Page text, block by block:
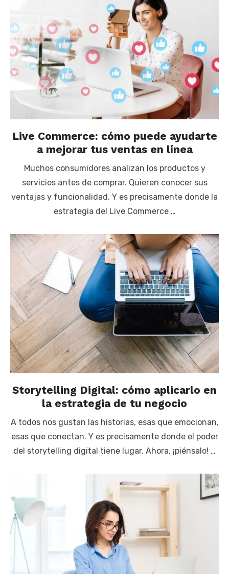
Live Commerce: cómo puede ayudarte
a mejorar tus ventas en línea
Muchos consumidores analizan los productos y
servicios antes de comprar. Quieren conocer sus
ventajas y funcionalidad. Y es precisamente donde la
estrategia del Live Commerce …
Storytelling Digital: cómo aplicarlo en
la estrategia de tu negocio
A todos nos gustan las historias, esas que emocionan,
esas que conectan. Y es precisamente donde el poder
del storytelling digital tiene lugar. Ahora, ¡piénsalo! …